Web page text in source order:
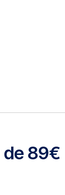
de 89€